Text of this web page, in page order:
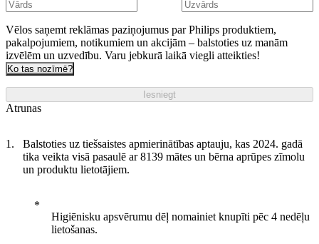
Vēlos saņemt reklāmas paziņojumus par Philips produktiem,
pakalpojumiem, notikumiem un akcijām – balstoties uz manām
izvēlēm un uzvedību. Varu jebkurā laikā viegli atteikties!
Ko tas nozīmē?
Iesniegt
Atrunas
Balstoties uz tiešsaistes apmierinātības aptauju, kas 2024. gadā
tika veikta visā pasaulē ar 8139 mātes un bērna aprūpes zīmolu
un produktu lietotājiem.
Higiēnisku apsvērumu dēļ nomainiet knupīti pēc 4 nedēļu
lietošanas.